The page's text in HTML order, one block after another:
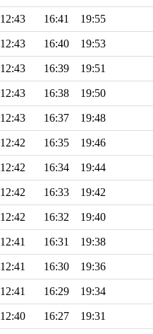
12:43 16:41 19:55
12:43 16:40 19:53
12:43 16:39 19:51
12:43 16:38 19:50
12:43 16:37 19:48
12:42 16:35 19:46
12:42 16:34 19:44
12:42 16:33 19:42
12:42 16:32 19:40
12:41 16:31 19:38
12:41 16:30 19:36
12:41 16:29 19:34
12:40 16:27 19:31